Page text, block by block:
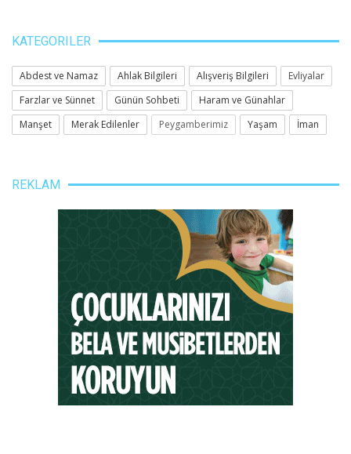
KATEGORILER
Abdest ve Namaz Ahlak Bilgileri Alışveriş Bilgileri
Evliyalar
Farzlar ve Sünnet
Günün Sohbeti
Haram ve Günahlar
Manşet
Merak Edilenler Peygamberimiz Yaşam İman
REKLAM